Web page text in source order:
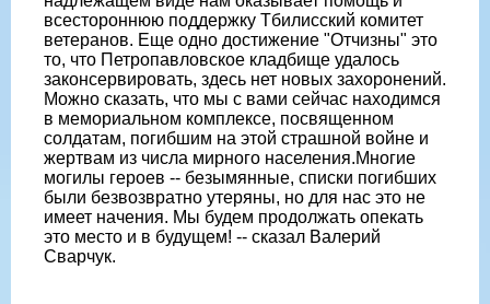
всестороннюю поддержку Тбилисский комитет
ветеранов. Еще одно достижение "Отчизны" это
то, что Петропавловское кладбище удалось
законсервировать, здесь нет новых захоронений.
Можно сказать, что мы с вами сейчас находимся
в мемориальном комплексе, посвященном
солдатам, погибшим на этой страшной войне и
жертвам из числа мирного населения.Многие
могилы героев -- безымянные, списки погибших
были безвозвратно утеряны, но для нас это не
имеет начения. Мы будем продолжать опекать
это место и в будущем! -- сказал Валерий
Сварчук.